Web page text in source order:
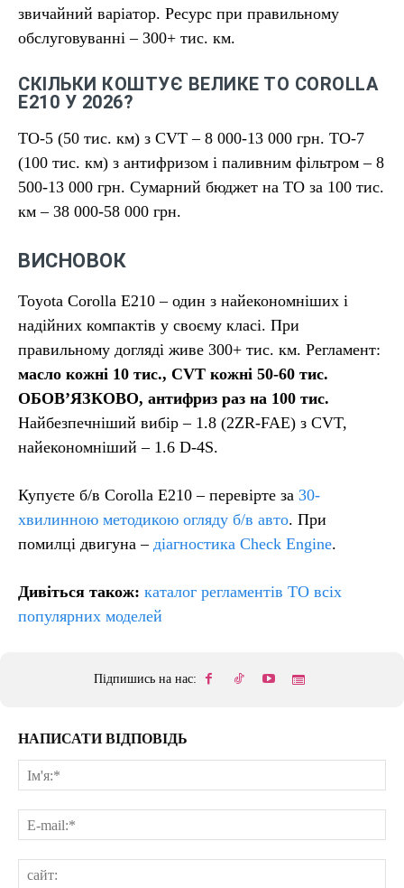
звичайний варіатор. Ресурс при правильному
обслуговуванні – 300+ тис. км.
СКІЛЬКИ КОШТУЄ ВЕЛИКЕ ТО COROLLA
E210 У 2026?
ТО-5 (50 тис. км) з CVT – 8 000-13 000 грн. ТО-7
(100 тис. км) з антифризом і паливним фільтром – 8
500-13 000 грн. Сумарний бюджет на ТО за 100 тис.
км – 38 000-58 000 грн.
ВИСНОВОК
Toyota Corolla E210 – один з найекономніших і
надійних компактів у своєму класі. При
правильному догляді живе 300+ тис. км. Регламент:
масло кожні 10 тис., CVT кожні 50-60 тис.
ОБОВ’ЯЗКОВО, антифриз раз на 100 тис.
Найбезпечніший вибір – 1.8 (2ZR-FAE) з CVT,
найекономніший – 1.6 D-4S.
Купуєте б/в Corolla E210 – перевірте за 30-
хвилинною методикою огляду б/в авто. При
помилці двигуна – діагностика Check Engine.
Дивіться також: каталог регламентів ТО всіх
популярних моделей
Підпишись на нас:
НАПИСАТИ ВІДПОВІДЬ